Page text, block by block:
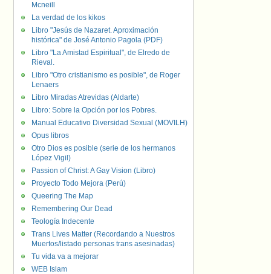
Mcneill
La verdad de los kikos
Libro "Jesús de Nazaret. Aproximación
histórica" de José Antonio Pagola (PDF)
Libro "La Amistad Espiritual", de Elredo de
Rieval.
Libro "Otro cristianismo es posible", de Roger
Lenaers
Libro Miradas Atrevidas (Aldarte)
Libro: Sobre la Opción por los Pobres.
Manual Educativo Diversidad Sexual (MOVILH)
Opus libros
Otro Dios es posible (serie de los hermanos
López Vigil)
Passion of Christ: A Gay Vision (Libro)
Proyecto Todo Mejora (Perú)
Queering The Map
Remembering Our Dead
Teología Indecente
Trans Lives Matter (Recordando a Nuestros
Muertos/listado personas trans asesinadas)
Tu vida va a mejorar
WEB Islam